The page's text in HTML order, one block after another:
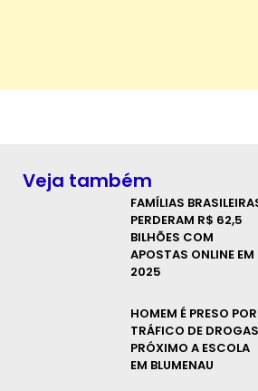
Veja também
FAMÍLIAS
PERDERAM R$ 62,5
BILHÕES COM
APOSTAS ONLINE EM
2025
HOMEM É PRESO POR
TRÁFICO DE DROGAS
PRÓXIMO A ESCOLA
EM BLUMENAU